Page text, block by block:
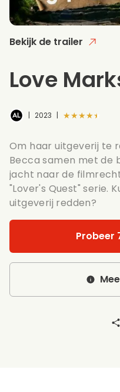
Bekijk de trailer
Love
| 2023 | ★★★★★
Om haar uitgeverij te
Becca samen met de
jacht naar de
"Lover's Quest" serie.
uitgeverij redden?
Probeer